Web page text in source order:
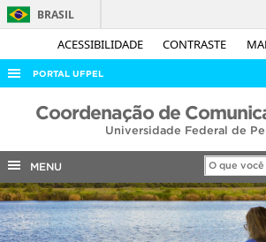
ACESSIBILIDADE CONTRASTE
BRASIL
PORTAL UFPEL
ACESSO À INFORMAÇÃO
COBALTO
CONCURSOS
EDITAIS
Coordenação de
Universidade Federal de
MENU